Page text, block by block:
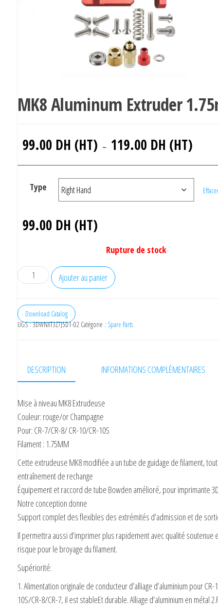
MK8 Aluminum Extruder
99.00 DH (HT) – 119.00 DH (HT)
prix :
99.00
(HT)
Type
99.00 DH (HT)
Rupture de stock
Ajouter au panier
Download Catalog
UGS :3DWNXT3Z7J5D1-02 Catégorie : Spare Parts
DESCRIPTION INFORMATIONS COMPLÉMENTAIRES
Mise à niveau MK8 Extrudeuse
Couleur: rouge/or Champagne
Pour: CR-7/CR-8/ CR-10/CR-10S
Filament : 1.75MM
Cette extrudeuse MK8 modifiée a un tube de guidage de filament,
entraînement de rechange
Équipement et raccord de tube Bowden amélioré, pour imprimante
Notre conception donne
Support complet des flexibles des extrémités d’admission et de
Il permettra aussi d’imprimer plus rapidement avec qualité soutenue
risque pour le broyage du filament.
Supériorité:
1. Alimentation originale de conducteur d’alliage d’aluminium pour CR-
10S/CR-8/CR-7, il est stableEt durable. Alliage d’aluminium en métal